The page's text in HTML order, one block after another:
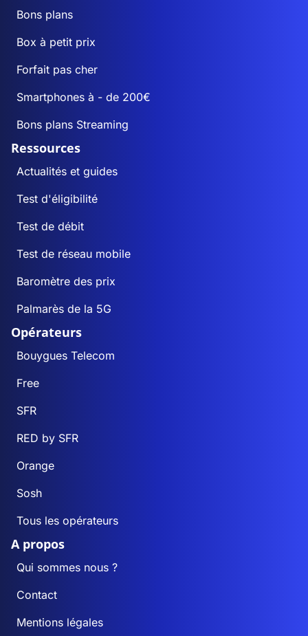
Bons plans
Box à petit prix
Forfait pas cher
Smartphones à - de 200€
Bons plans Streaming
Ressources
Actualités et guides
Test d'éligibilité
Test de débit
Test de réseau mobile
Baromètre des prix
Palmarès de la 5G
Opérateurs
Bouygues Telecom
Free
SFR
RED by SFR
Orange
Sosh
Tous les opérateurs
A propos
Qui sommes nous ?
Contact
Mentions légales